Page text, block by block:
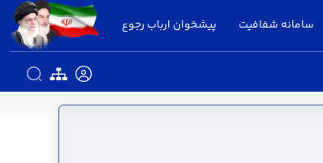
سامانه شفافیت پیشخوان ارباب رجوع